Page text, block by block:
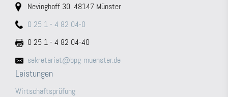
Nevinghoff 30, 48147 Münster
0 25 1 - 4 82 04-0
0 25 1 - 4 82 04-40
sekretariat@bpg-muenster.de
Leistungen
Wirtschaftsprüfung